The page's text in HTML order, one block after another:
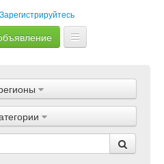
Зарегистрируйтесь